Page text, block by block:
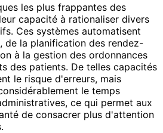
les plus frappantes des
capacité à rationaliser divers
Ces systèmes automatisent
de la planification des rendez-
à la gestion des ordonnances
des patients. De telles capacités
le risque d'erreurs, mais
le temps
ce qui permet aux
de consacrer plus d'attention